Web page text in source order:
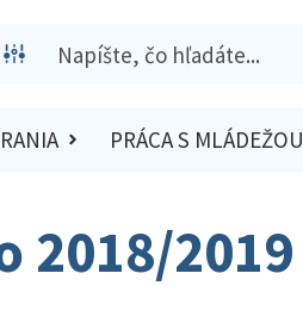
PRÁCA S MLÁDEŽOU
2018/2019